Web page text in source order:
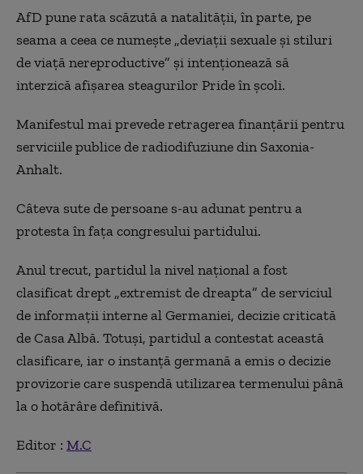
AfD pune rata scăzută a natalității, în parte, pe
seama a ceea ce numește „deviații sexuale și stiluri
de viață nereproductive” și intenționează să
interzică afișarea steagurilor Pride în școli.
Manifestul mai prevede retragerea finanțării pentru
serviciile publice de radiodifuziune din Saxonia-
Anhalt.
Câteva sute de persoane s-au adunat pentru a
protesta în fața congresului partidului.
Anul trecut, partidul la nivel național a fost
clasificat drept „extremist de dreapta” de serviciul
de informații interne al Germaniei, decizie criticată
de Casa Albă. Totuși, partidul a contestat această
clasificare, iar o instanță germană a emis o decizie
provizorie care suspendă utilizarea termenului până
la o hotărâre definitivă.
Editor : M.C